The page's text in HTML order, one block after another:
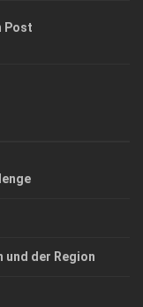
Post
und der Region